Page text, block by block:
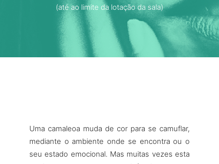
(até ao limite da lotação da sala)
Uma camaleoa muda de cor para se camuflar,
mediante o ambiente onde se encontra ou o
seu estado emocional. Mas muitas vezes esta